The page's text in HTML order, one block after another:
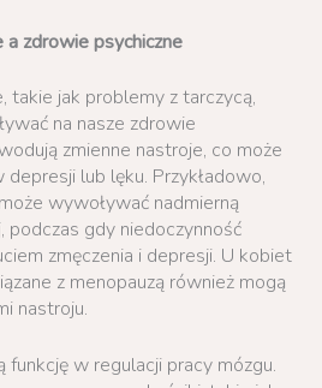
a zdrowie psychiczne
takie jak problemy z tarczycą,
na nasze zdrowie
zmienne nastroje, co może
lub lęku. Przykładowo,
wywoływać nadmierną
podczas gdy niedoczynność
zmęczenia i depresji. U kobiet
z menopauzą również mogą
nastroju.
funkcję w regulacji pracy mózgu.